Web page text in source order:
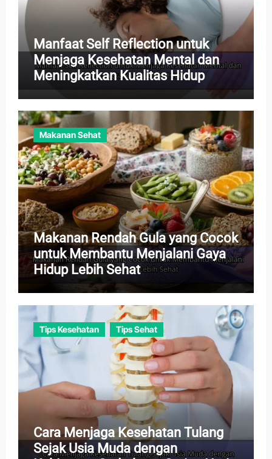
Manfaat Self Reflection untuk
Menjaga Kesehatan Mental dan
Meningkatkan Kualitas Hidup
Makanan Sehat
Makanan Rendah Gula yang Cocok
untuk Membantu Menjalani Gaya
Hidup Lebih Sehat
Tips Kesehatan Tips Sehat
Cara Menjaga Kesehatan Tulang
Sejak Usia Muda dengan